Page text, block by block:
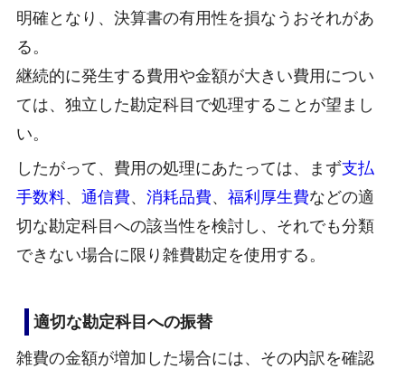
明確となり、決算書の有用性を損なうおそれがあ
る。
継続的に発生する費用や金額が大きい費用につい
ては、独立した勘定科目で処理することが望まし
い。
したがって、費用の処理にあたっては、まず支払
手数料、 通信費、 消耗品費、 福利厚生費などの適
切な勘定科目への該当性を検討し、それでも分類
できない場合に限り雑費勘定を使用する。
適切な勘定科目への振替
雑費の金額が増加した場合には、その内訳を確認